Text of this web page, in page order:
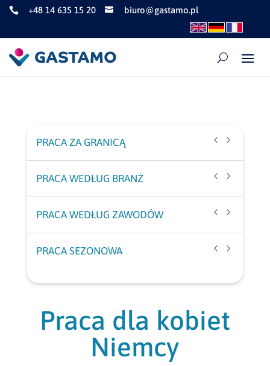
 +48 14 635 15 20  biuro@gastamo.pl
PRACA ZA GRANICĄ
Praca pełen etat w Austrii
Praca pełen etat w Holandii
Praca pełen etat za granicą
Praca w Austrii bez języka
Praca w Niemczech bez języka
PRACA WEDŁUG BRANŻ
Praca w gastronomii Austria
Praca w gastronomii Niemcy
Praca w IT Niemcy
Praca w opiece medycznej Niemcy
Praca w przemyśle Niemcy
PRACA WEDŁUG ZAWODÓW
Praca dla kucharzy w Austrii
Praca dla elektryków Niemcy
Praca dla opiekunek Niemcy
PRACA SEZONOWA
Praca sezonowa w Austrii
Praca sezonowa w Belgii
Praca sezonowa w Holandii
Praca sezonowa w Niemczech
Praca dla kobiet
Niemcy